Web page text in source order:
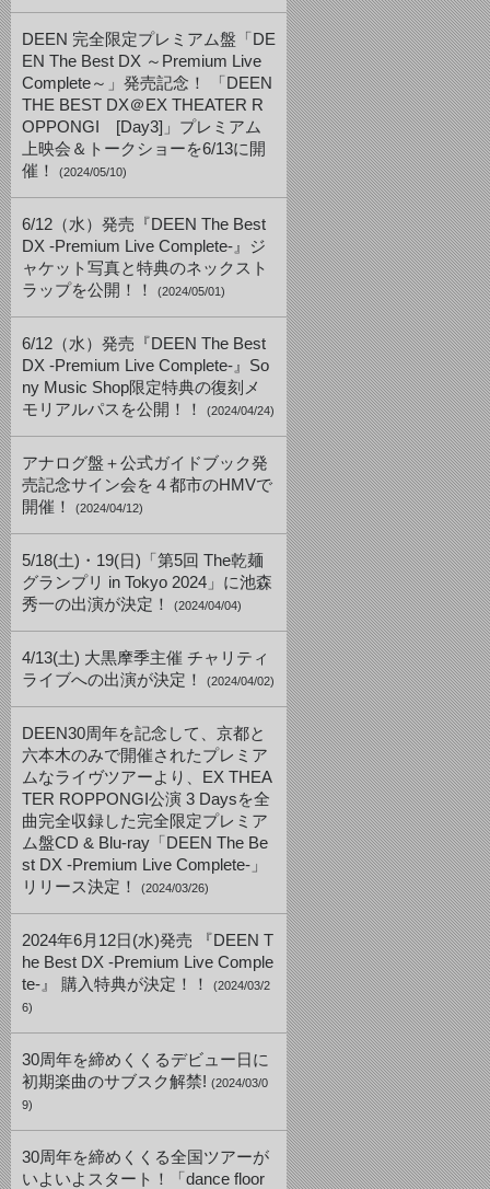
DEEN 完全限定プレミアム盤「DE
EN The Best DX ～Premium Live
Complete～」発売記念！ 「DEEN
THE BEST DX＠EX THEATER R
OPPONGI [Day3]」プレミアム
上映会＆トークショーを6/13に開
催！
(2024/05/10)
6/12（水）発売『DEEN The Best
DX -Premium Live Complete-』ジ
ャケット写真と特典のネックスト
ラップを公開！！
(2024/05/01)
6/12（水）発売『DEEN The Best
DX -Premium Live Complete-』So
ny Music Shop限定特典の復刻メ
モリアルパスを公開！！
(2024/04/24)
アナログ盤＋公式ガイドブック発
売記念サイン会を４都市のHMVで
開催！
(2024/04/12)
5/18(土)・19(日)「第5回 The乾麺
グランプリ in Tokyo 2024」に池森
秀一の出演が決定！
(2024/04/04)
4/13(土) 大黒摩季主催 チャリティ
ライブへの出演が決定！
(2024/04/02)
DEEN30周年を記念して、京都と
六本木のみで開催されたプレミア
ムなライヴツアーより、EX THEA
TER ROPPONGI公演 3 Daysを全
曲完全収録した完全限定プレミア
ム盤CD & Blu-ray「DEEN The Be
st DX -Premium Live Complete-」
リリース決定！
(2024/03/26)
2024年6月12日(水)発売 『DEEN T
he Best DX -Premium Live Comple
te-』 購入特典が決定！！
(2024/03/2
6)
30周年を締めくくるデビュー日に
初期楽曲のサブスク解禁! (2024/03/0
9)
30周年を締めくくる全国ツアーが
いよいよスタート！「dance floor